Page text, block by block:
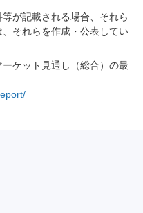
が記載される場合、それら
それらを作成・公表してい
ケット見通し（総合）の最